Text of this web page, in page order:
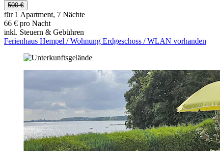
500 €
für 1 Apartment, 7 Nächte
66 € pro Nacht
inkl. Steuern & Gebühren
Ferienhaus Hempel / Wohnung Erdgeschoss / WLAN vorhanden